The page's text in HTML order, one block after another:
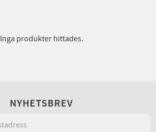
Inga produkter hittades.
NYHETSBREV